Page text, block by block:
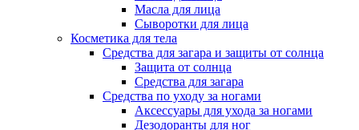
Масла для лица
Сыворотки для лица
Косметика для тела
Средства для загара и защиты от солнца
Защита от солнца
Средства для загара
Средства по уходу за ногами
Аксессуары для ухода за ногами
Дезодоранты для ног